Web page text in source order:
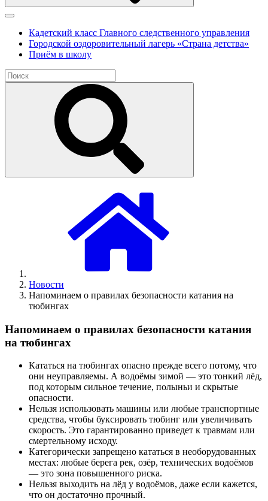
Кадетский класс Главного следственного управления
Городской оздоровительный лагерь «Страна детства»
Приём в школу
Новости
Напоминаем о правилах безопасности катания на
тюбингах
Напоминаем о правилах безопасности катания
на тюбингах
Кататься на тюбингах опасно прежде всего потому, что
они неуправляемы. А водоёмы зимой — это тонкий лёд,
под которым сильное течение, полыньи и скрытые
опасности.
Нельзя использовать машины или любые транспортные
средства, чтобы буксировать тюбинг или увеличивать
скорость. Это гарантированно приведет к травмам или
смертельному исходу.
Категорически запрещено кататься в необорудованных
местах: любые берега рек, озёр, технических водоёмов
— это зона повышенного риска.
Нельзя выходить на лёд у водоёмов, даже если кажется,
что он достаточно прочный.